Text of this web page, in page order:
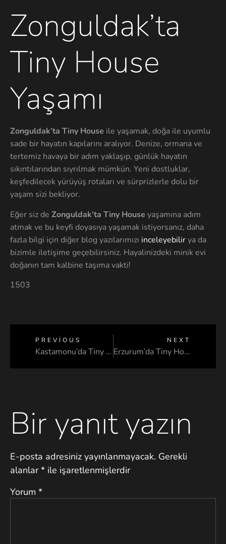
Zonguldak’ta
Tiny House
Yaşamı
Zonguldak’ta Tiny House ile yaşamak, doğa ile uyumlu
sade bir hayatın kapılarını aralıyor. Denize, ormana ve
tertemiz havaya bir adım yaklaşıp, günlük hayatın
sıkıntılarından sıyrılmak mümkün. Yeni dostluklar,
keşfedilecek yürüyüş rotaları ve sürprizlerle dolu bir
yaşam sizi bekliyor.
Eğer siz de Zonguldak’ta Tiny House yaşamına adım
atmak ve bu keyfi doyasıya yaşamak istiyorsanız, daha
fazla bilgi için diğer blog yazılarımızı inceleyebilirya da
bizimle iletişime geçebilirsiniz. Hayalinizdeki minik evi
doğanın tam kalbine taşıma vakti!
1503
PREVIOUS
Kastamonu’da Tiny House
NEXT
Erzurum’da Tiny House
Bir yanıt yazın
E-posta adresiniz yayınlanmayacak. Gerekli
alanlar* ile işaretlenmişlerdir
Yorum *